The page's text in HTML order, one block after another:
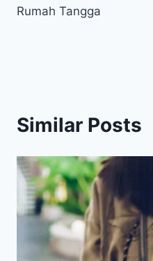
Rumah Tangga
Similar Posts